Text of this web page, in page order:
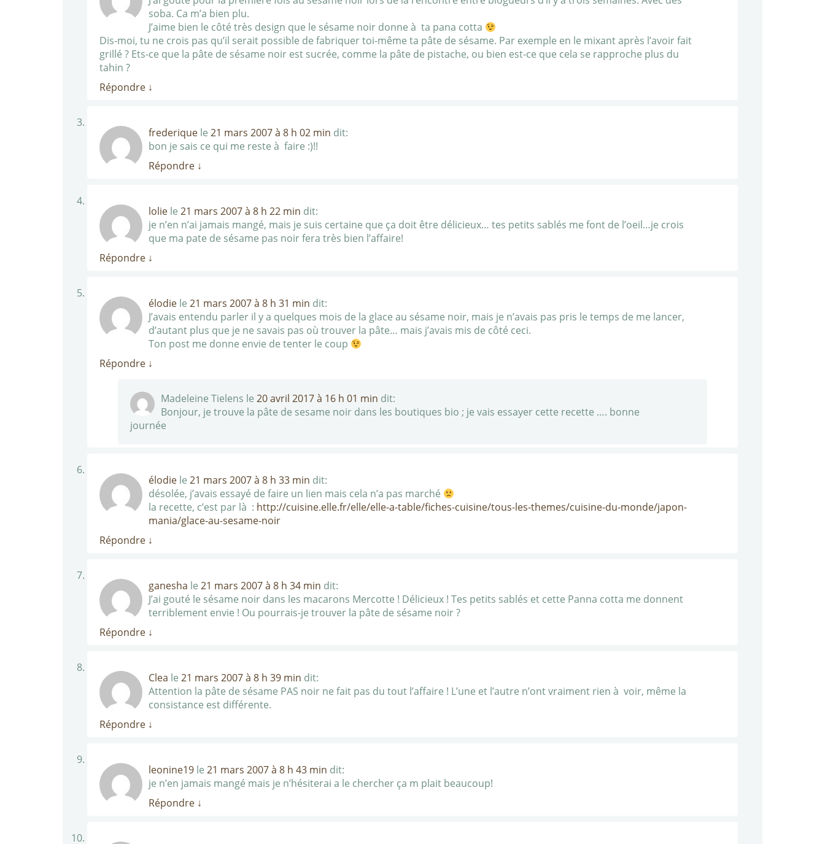
soba. Ca m’a bien plu.
J’aime bien le côté très design que le sésame noir donne à ta pana cotta
Dis-moi, tu ne crois pas qu’il serait possible de fabriquer toi-même ta pâte de sésame. Par exemple en le mixant après l’avoir fait
grillé ? Ets-ce que la pâte de sésame noir est sucrée, comme la pâte de pistache, ou bien est-ce que cela se rapproche plus du
tahin ?
Répondre ↓
frederique le 21 mars 2007 à 8 h 02 min dit:
bon je sais ce qui me reste à faire :)!!
Répondre ↓
lolie le 21 mars 2007 à 8 h 22 min dit:
je n’en n’ai jamais mangé, mais je suis certaine que ça doit être délicieux… tes petits sablés me font de l’oeil…je crois
que ma pate de sésame pas noir fera très bien l’affaire!
Répondre ↓
élodie le 21 mars 2007 à 8 h 31 min dit:
J’avais entendu parler il y a quelques mois de la glace au sésame noir, mais je n’avais pas pris le temps de me lancer,
d’autant plus que je ne savais pas où trouver la pâte… mais j’avais mis de côté ceci.
Ton post me donne envie de tenter le coup
Répondre ↓
Madeleine Tielens le 20 avril 2017 à 16 h 01 min dit:
Bonjour, je trouve la pâte de sesame noir dans les boutiques bio ; je vais essayer cette recette …. bonne
journée
élodie le 21 mars 2007 à 8 h 33 min dit:
désolée, j’avais essayé de faire un lien mais cela n’a pas marché
la recette, c’est par là : http://cuisine.elle.fr/elle/elle-a-table/fiches-cuisine/tous-les-themes/cuisine-du-monde/japon-
mania/glace-au-sesame-noir
Répondre ↓
ganesha le 21 mars 2007 à 8 h 34 min dit:
J’ai gouté le sésame noir dans les macarons Mercotte ! Délicieux ! Tes petits sablés et cette Panna cotta me donnent
terriblement envie ! Ou pourrais-je trouver la pâte de sésame noir ?
Répondre ↓
Clea le 21 mars 2007 à 8 h 39 min dit:
Attention la pâte de sésame PAS noir ne fait pas du tout l’affaire ! L’une et l’autre n’ont vraiment rien à voir, même la
consistance est différente.
Répondre ↓
leonine19 le 21 mars 2007 à 8 h 43 min dit:
je n’en jamais mangé mais je n’hésiterai a le chercher ça m plait beaucoup!
Répondre ↓